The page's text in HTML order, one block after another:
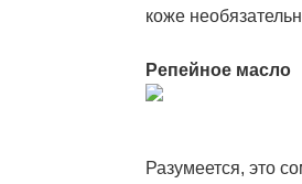
коже
Репейное масло
Разумеется, это